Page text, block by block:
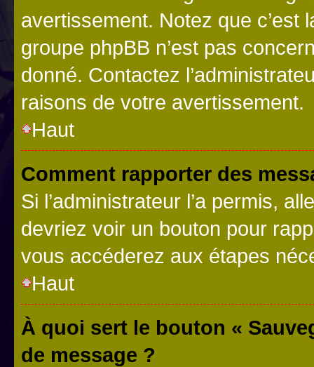
avertissement. Notez que c’est
groupe phpBB n’est pas
donné. Contactez
raisons de votre avertissement.
Haut
Comment rapporter des
Si l’administrateur l’a permis,
devriez voir un bouton pour
vous accéderez aux étapes
Haut
À quoi sert le bouton «
de message ?